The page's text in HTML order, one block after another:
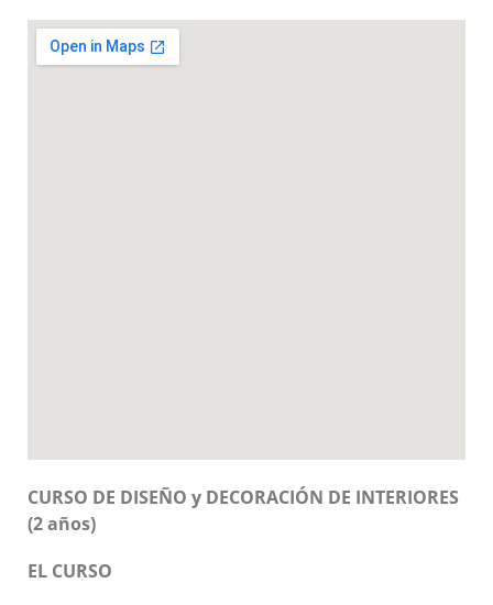
CURSO DE DISEÑO y DECORACIÓN DE INTERIORES
(2 años)
EL CURSO